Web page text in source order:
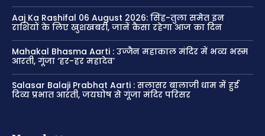
Aaj Ka Rashifal 06 August 2026: सिंह-तुला समेत इन
राशियों के लिए खुशखबरी, जानें कैसा रहेगा आज का दिन
Mahakal Bhasma Aarti : उज्जैन महाकाल मंदिर में भव्य भस्म
आरती, गूंजा ‘हर-हर महादेव’
Salasar Balaji Prabhat Aarti : सलासर बालाजी धाम में हुई
दिव्य प्रभात आरती, जयघोष से गूंजा मंदिर परिसर